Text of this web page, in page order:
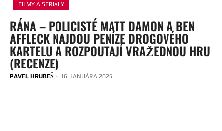
FILMY A SERIÁLY
RÁNA – POLICISTÉ MATT DAMON A BEN
AFFLECK NAJDOU PENÍZE DROGOVÉHO
KARTELU A ROZPOUTAJÍ VRAŽEDNOU HRU
(RECENZE)
PAVEL HRUBEŠ - 16. JANUÁRA 2026